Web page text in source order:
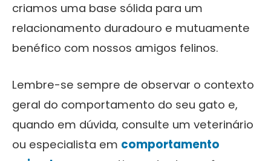
criamos uma base sólida para um
relacionamento duradouro e mutuamente
benéfico com nossos amigos felinos.
Lembre-se sempre de observar o contexto
geral do comportamento do seu gato e,
quando em dúvida, consulte um veterinário
ou especialista em comportamento